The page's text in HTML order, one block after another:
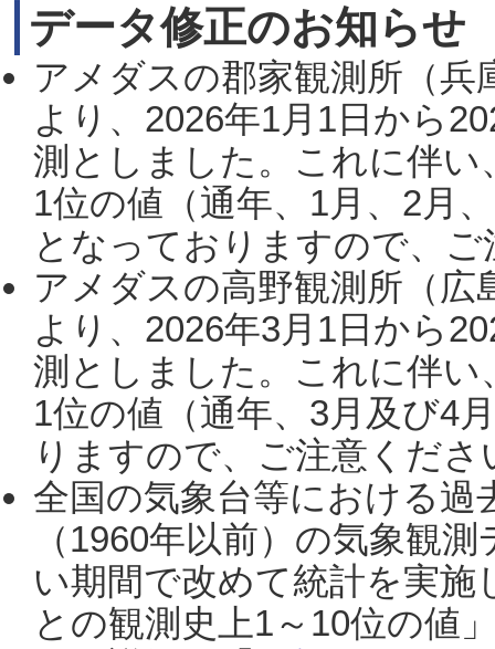
データ修正のお知らせ
アメダスの郡家観測所（
より、2026年1月1日から
測としました。これに伴い
1位の値（通年、1月、2月
となっておりますので、
アメダスの高野観測所（
より、2026年3月1日から
測としました。これに伴い
1位の値（通年、3月及び4
りますので、ご注意くだ
全国の気象台等における過
（1960年以前）の気象観
い期間で改めて統計を実
との観測史上1～10位の値